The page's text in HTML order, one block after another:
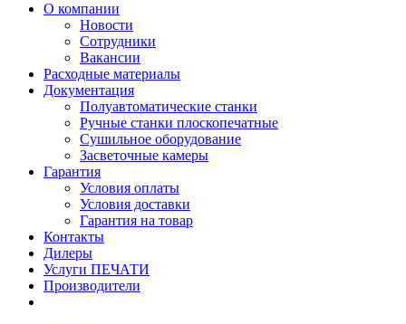
О компании
Новости
Сотрудники
Вакансии
Расходные материалы
Документация
Полуавтоматические станки
Ручные станки плоскопечатные
Сушильное оборудование
Засветочные камеры
Гарантия
Условия оплаты
Условия доставки
Гарантия на товар
Контакты
Дилеры
Услуги ПЕЧАТИ
Производители